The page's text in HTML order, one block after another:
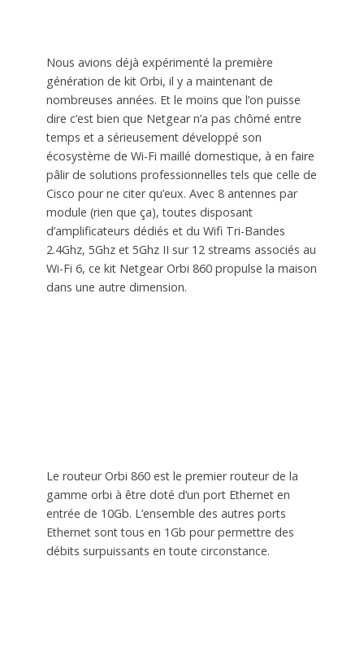
Nous avions déjà expérimenté la première
génération de kit Orbi, il y a maintenant de
nombreuses années. Et le moins que l’on puisse
dire c’est bien que Netgear n’a pas chômé entre
temps et a sérieusement développé son
écosystème de Wi-Fi maillé domestique, à en faire
pâlir de solutions professionnelles tels que celle de
Cisco pour ne citer qu’eux. Avec 8 antennes par
module (rien que ça), toutes disposant
d’amplificateurs dédiés et du Wifi Tri-Bandes
2.4Ghz, 5Ghz et 5Ghz II sur 12 streams associés au
Wi-Fi 6, ce kit Netgear Orbi 860 propulse la maison
dans une autre dimension.
Le routeur Orbi 860 est le premier routeur de la
gamme orbi à être doté d’un port Ethernet en
entrée de 10Gb. L’ensemble des autres ports
Ethernet sont tous en 1Gb pour permettre des
débits surpuissants en toute circonstance.